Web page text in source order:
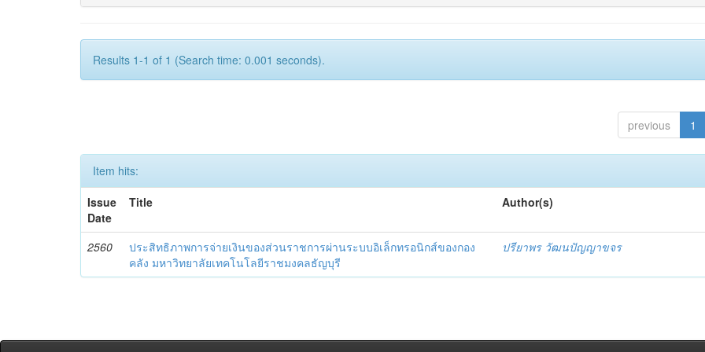
Results 1-1 of 1 (Search time: 0.001 seconds).
previous 1
Item hits:
Issue
Date
Title Author(s)
2560
ประสิทธิภาพการจ่ายเงินของส่วนราชการผ่านระบบอิเล็กทรอนิกส์ของกอง
คลัง มหาวิทยาลัยเทคโนโลยีราชมงคลธัญบุรี
ปรียาพร วัฒนปัญญาขจร